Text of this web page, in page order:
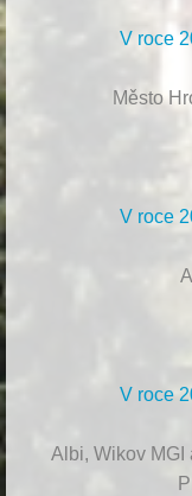
V roce
Město
V roce
V roce
Albi, Wikov MGI